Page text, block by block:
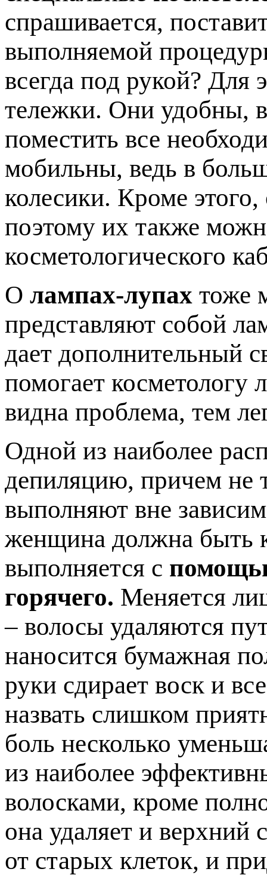
спрашивается,
выполняемой
всегда под рукой? Для
тележки. Они удобны,
поместить все
мобильны, ведь в
колесики. Кроме
поэтому их также
косметологического
О лампах-лупах тоже
представляют собой
дает дополнительный
помогает косметологу
видна проблема, тем
Одной из наиболее
депиляцию, причем не
выполняют вне
женщина должна быть
выполняется с
горячего. Меняется
– волосы удаляются
наносится бумажная
руки сдирает воск и
назвать слишком
боль несколько
из наиболее
волосками, кроме
она удаляет и верхний
от старых клеток, и